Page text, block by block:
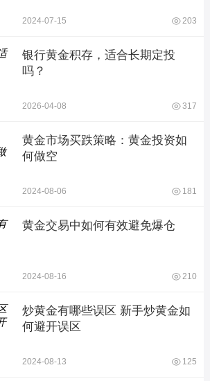
2024-07-15 203
银行黄金积存，适合长期定投
吗？
2026-04-08 317
黄金市场买跌策略：黄金投资如
何做空
2024-08-06 181
黄金交易中如何有效避免爆仓
2024-08-16 210
炒黄金有哪些误区 新手炒黄金如
何避开误区
2024-08-13 125